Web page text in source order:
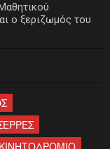
ο ξεριζωμός του